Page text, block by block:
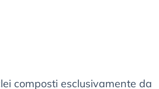
composti esclusivamente da